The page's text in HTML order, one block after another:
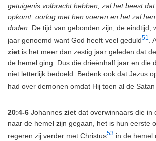
getuigenis volbracht hebben, zal het beest
opkomt, oorlog met hen voeren en het zal
doden.
De tijd van gebonden zijn, de eindtijd,
jaar genoemd want God heeft veel geduld51
.
ziet is het meer dan zestig jaar geleden dat
de hemel ging. Dus die drieënhalf jaar en die
niet letterlijk bedoeld. Bedenk ook dat Jezus
had over demonen omdat Hij toen al de
20:4-6 Johannes ziet dat overwinnaars die in
naar de hemel zijn gegaan, het is hun eerste
regeren zij verder met Christus53 in de hemel